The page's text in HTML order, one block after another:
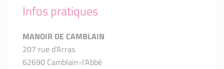
Infos pratiques
MANOIR DE CAMBLAIN
207 rue d'Arras
62690 Camblain-l'Abbé